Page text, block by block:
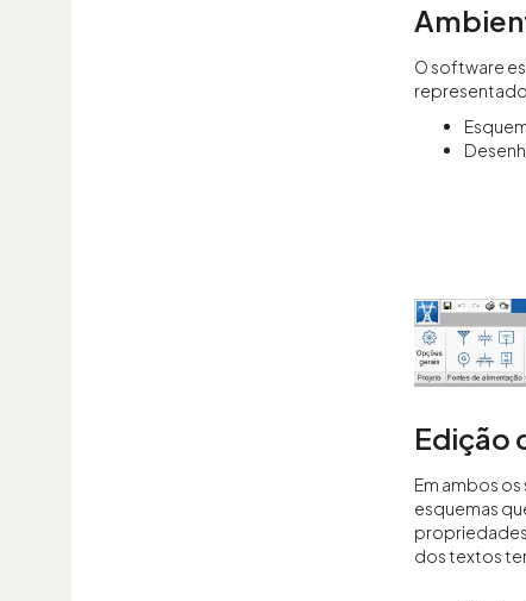
O software
Edição
Em ambos
esquemas
dos textos